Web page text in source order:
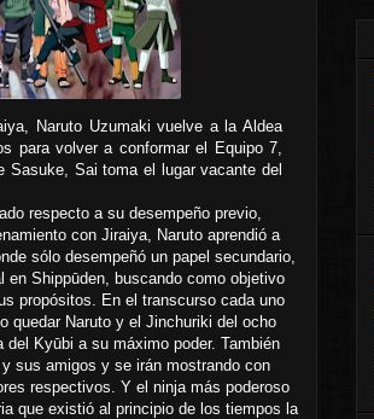
Naruto Uzumaki vuelve a la Aldea
para volver a conformar el Equipo 7,
Sasuke, Sai toma el lugar vacante del
respecto a su desempeño previo,
con Jiraiya, Naruto aprendió a
sólo desempeñó un papel secundario,
en Shippūden, buscando como objetivo
propósitos. En el transcurso cada uno
quedar Naruto y el Jinchuriki del ocho
Kyūbi a su máximo poder. También
sus amigos y se irán mostrando con
respectivos. Y el ninja más poderoso
que existió al principio de los tiempos la